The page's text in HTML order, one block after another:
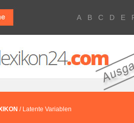
A B C D E
/ Latente Variablen